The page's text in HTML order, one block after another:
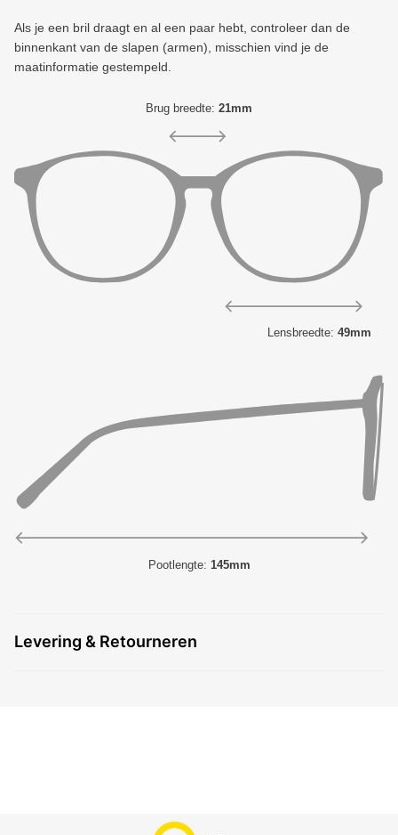
Als je een bril draagt ​​en al een paar hebt, controleer dan de
binnenkant van de slapen (armen), misschien vind je de
maatinformatie gestempeld.
Brug breedte: 21mm
Lensbreedte: 49mm
Pootlengte: 145mm
Levering & Retourneren